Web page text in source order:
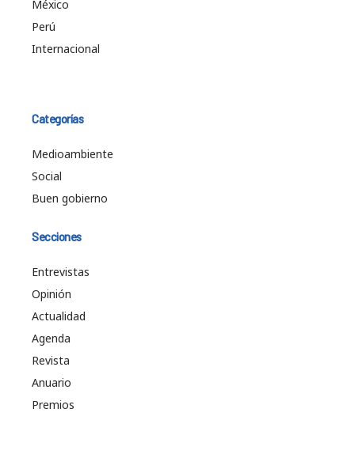
México
Perú
Internacional
Categorías
Medioambiente
Social
Buen gobierno
Secciones
Entrevistas
Opinión
Actualidad
Agenda
Revista
Anuario
Premios